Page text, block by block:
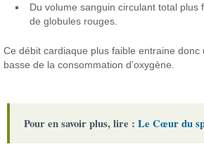
Du volume sanguin circulant total plus
de globules rouges.
Ce débit cardiaque plus faible entraine donc
basse de la consommation d’oxygène.
Pour en savoir plus, lire :Le Cœur du